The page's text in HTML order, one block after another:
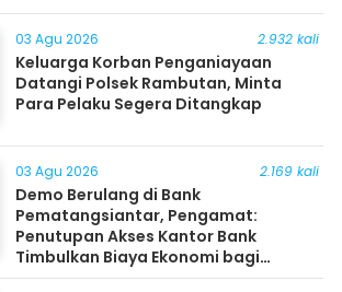
03 Agu 2026 2.932 kali
Keluarga Korban Penganiayaan
Datangi Polsek Rambutan, Minta
Para Pelaku Segera Ditangkap
03 Agu 2026 2.169 kali
Demo Berulang di Bank
Pematangsiantar, Pengamat:
Penutupan Akses Kantor Bank
Timbulkan Biaya Ekonomi bagi
Masyarakat